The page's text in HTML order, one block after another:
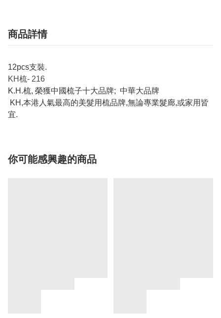
商品詳情
12pcs支裝.
KH梳- 216
K.H.梳, 榮獲中國梳子十大品牌; 中華大品牌
KH,本港人氣最高的美髮用梳品牌,無論專業髮廊,或家用皆
宜.
你可能感興趣的商品